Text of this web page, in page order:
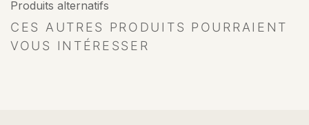
Produits alternatifs
CES AUTRES PRODUITS POURRAIENT
VOUS INTÉRESSER